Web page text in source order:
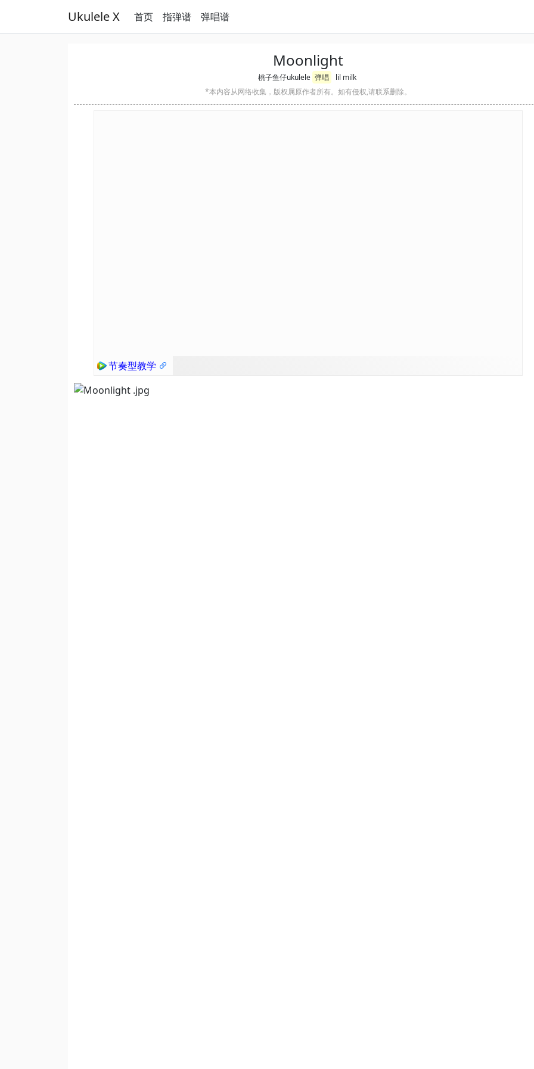
Ukulele X 首页 指弹谱 弹唱谱
Moonlight
桃子鱼仔ukulele 弹唱
lil milk
*本内容从网络收集，版权属原作者所有。如有侵权,请联系删除。
节奏型教学